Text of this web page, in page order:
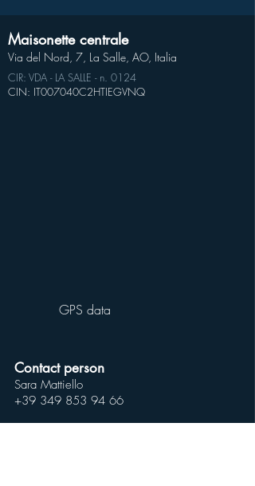
Maisonette centrale
Via del Nord, 7, La Salle, AO, Italia
CIR: VDA - LA SALLE - n. 0124
CIN: IT007040C2HTIEGVNQ
GPS data
Contact person
Sara Mattiello
+39 349 853 94 66